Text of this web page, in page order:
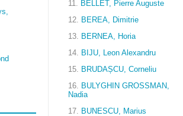
11. BELLET, Pierre Auguste
12. BEREA, Dimitrie
13. BERNEA, Horia
14. BIJU, Leon Alexandru
15. BRUDAȘCU, Corneliu
16. BULYGHIN GROSSMAN,
Nadia
17. BUNESCU, Marius